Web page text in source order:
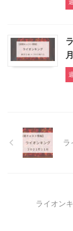
月
ラ
ライオン